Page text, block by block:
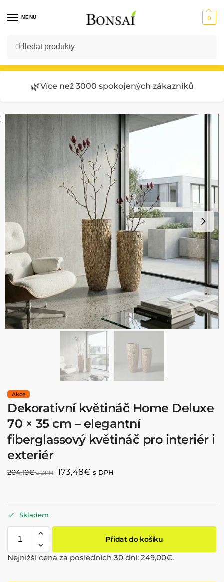
MENU 0
Vstup do E-SHOPU
🌿Více než 3000 spokojených zákazníků
Dekorativní květináč Home Deluxe
70 × 35 cm – elegantní
fiberglassový květináč pro interiér i
exteriér
204,10€ s DPH 173,48€ s DPH
Skladem
Přidat do košíku
Nejnižší cena za posledních 30 dní: 249,00€.